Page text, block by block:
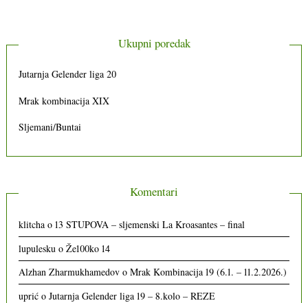
Ukupni poredak
Jutarnja Gelender liga 20
Mrak kombinacija XIX
Sljemani/Buntai
Komentari
klitcha o13 STUPOVA – sljemenski La Kroasantes – final
lupulesku oŽe100ko 14
Alzhan Zharmukhamedov oMrak Kombinacija 19 (6.1. – 11.2.2026.)
uprić oJutarnja Gelender liga 19 – 8.kolo – REZE